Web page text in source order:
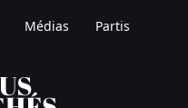
Médias Partis